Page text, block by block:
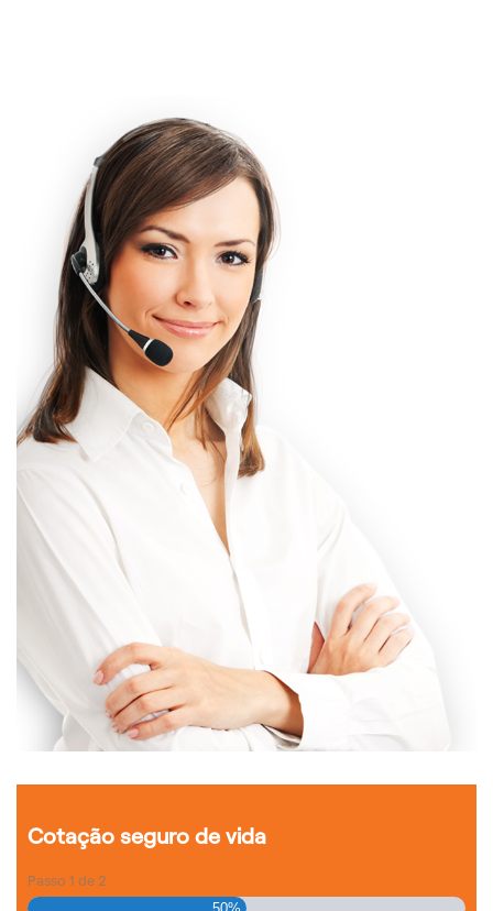
Cotação seguro de vida
Passo 1 de 2